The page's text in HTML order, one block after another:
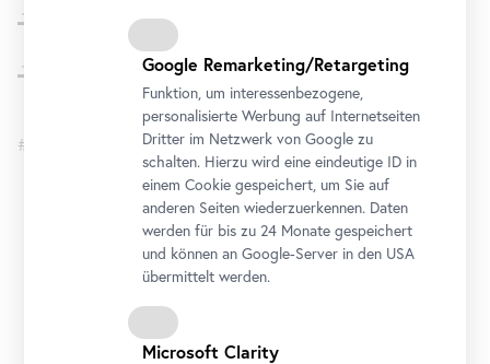
File
File Ausstellungsfolder Italienisch | Ukrainisch
#belvederecollection
Oberes Belvedere
Öffnungszeiten
Montag bis Sonntag
Google Remarketing/Retargeting
Funktion, um interessenbezogene,
personalisierte Werbung auf Internetseiten
Dritter im Netzwerk von Google zu
schalten. Hierzu wird eine eindeutige ID in
einem Cookie gespeichert, um Sie auf
anderen Seiten wiederzuerkennen. Daten
werden für bis zu 24 Monate gespeichert
und können an Google-Server in den USA
übermittelt werden.
Microsoft Clarity